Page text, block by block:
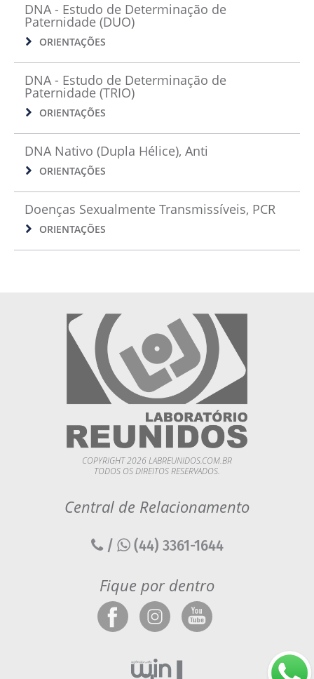
DNA - Estudo de Determinação de
Paternidade (DUO)
ORIENTAÇÕES
DNA - Estudo de Determinação de
Paternidade (TRIO)
ORIENTAÇÕES
DNA Nativo (Dupla Hélice), Anti
ORIENTAÇÕES
Doenças Sexualmente Transmissíveis, PCR
ORIENTAÇÕES
COPYRIGHT 2026 LABREUNIDOS.COM.BR
TODOS OS DIREITOS RESERVADOS.
Central de Relacionamento
/ (44) 3361-1644
Fique por dentro